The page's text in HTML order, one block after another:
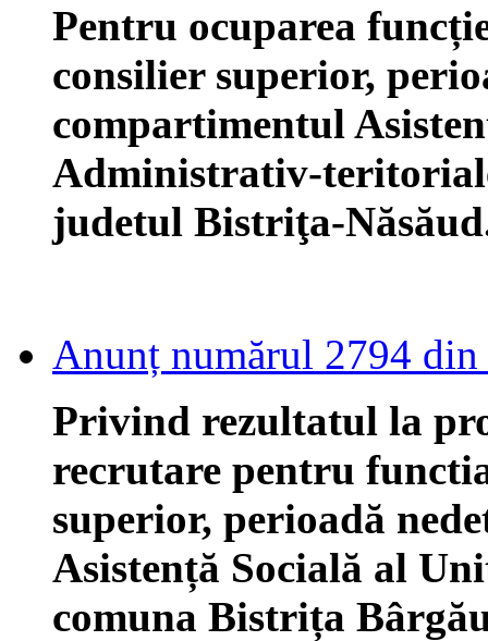
Pentru ocuparea
consilier superior,
compartimentul
Administrativ-
judetul Bistriţa-
Anunț numărul 2794
Privind rezultatul la
recrutare pentru
superior, perioadă
Asistență Socială al
comuna Bistrița